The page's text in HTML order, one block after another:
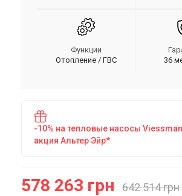
Функции
Отопление / ГВС
36
-10% на тепловые насосы
акция Альтер Эйр*
578 263 грн 642 514 грн